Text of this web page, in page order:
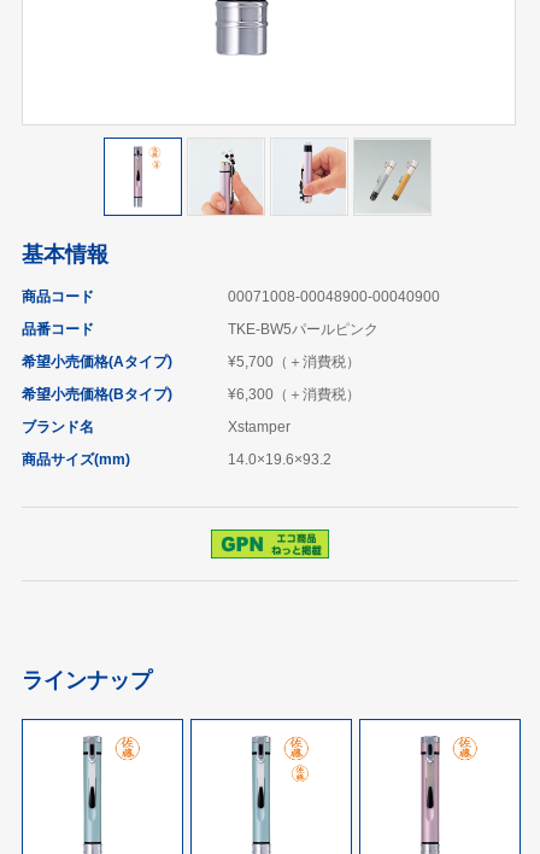
基本情報
商品コード
00071008-00048900-00040900
品番コード
TKE-BW5パールピンク
希望小売価格(Aタイプ)
¥5,700（＋消費税）
希望小売価格(Bタイプ)
¥6,300（＋消費税）
ブランド名
Xstamper
商品サイズ(mm)
14.0×19.6×93.2
ラインナップ